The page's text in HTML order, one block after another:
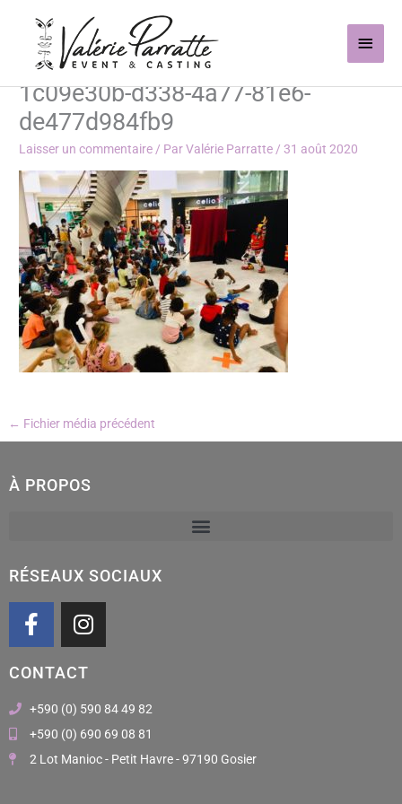
contenu
Menu
1c09e30b-d338-4a77-81e6-
de477d984fb9
Laisser un commentaire / ParValérie Parratte /31 août 2020
← Fichier média précédent
À PROPOS
RÉSEAUX SOCIAUX
F
a
e
b
o
o
k
I
n
t
a
g
r
a
CONTACT
+590 (0) 590 84 49 82
+590 (0) 690 69 08 81
2 Lot Manioc - Petit Havre - 97190 Gosier